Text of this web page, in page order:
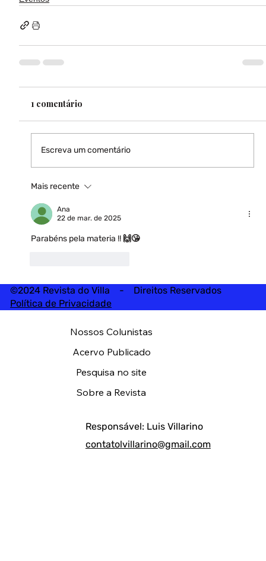
1 comentário
Escreva um comentário
Mais recente
Ana
22 de mar. de 2025
Parabéns pela materia !! 🙌😘
©2024 Revista do Villa - Direitos Reservados
Política de Privacidade
Responsável: Luis Villarino
contatolvillarino@gmail.com
Nossos Colunistas
Acervo Publicado
Pesquisa no site
Sobre a Revista